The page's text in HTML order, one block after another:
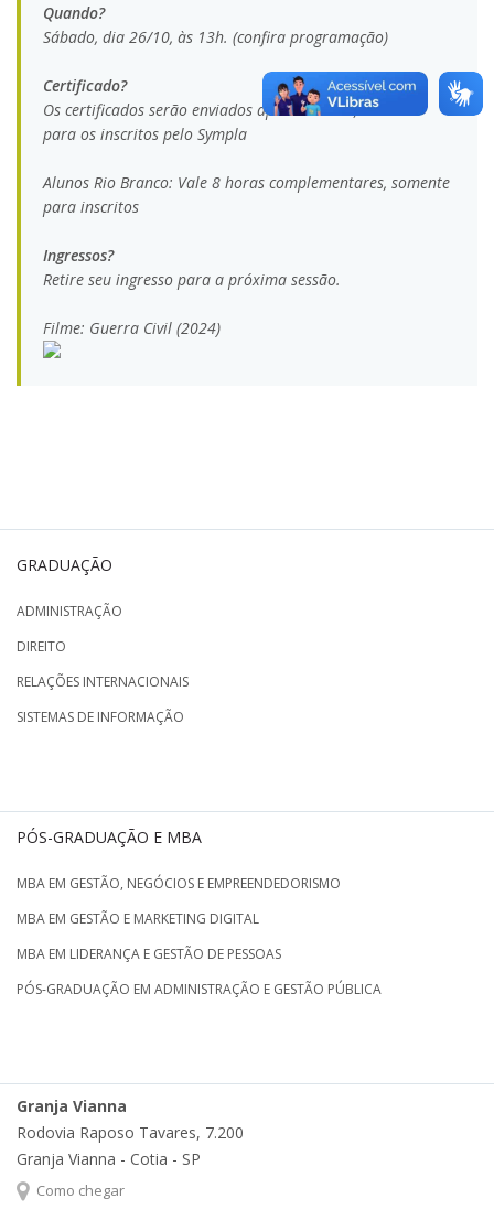
Quando?
Sábado, dia 26/10, às 13h. (confira programação)
Certificado?
Os certificados serão enviados apenas online, somente
para os inscritos pelo Sympla
Alunos Rio Branco: Vale 8 horas complementares, somente
para inscritos
Ingressos?
Retire seu ingresso para a próxima sessão.
Filme: Guerra Civil (2024)
GRADUAÇÃO
ADMINISTRAÇÃO
DIREITO
RELAÇÕES INTERNACIONAIS
SISTEMAS DE INFORMAÇÃO
PÓS-GRADUAÇÃO E MBA
MBA EM GESTÃO, NEGÓCIOS E EMPREENDEDORISMO
MBA EM GESTÃO E MARKETING DIGITAL
MBA EM LIDERANÇA E GESTÃO DE PESSOAS
PÓS-GRADUAÇÃO EM ADMINISTRAÇÃO E GESTÃO PÚBLICA
Granja Vianna
Rodovia Raposo Tavares, 7.200
Granja Vianna - Cotia - SP
Como chegar